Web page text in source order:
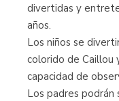
divertidas y
años.
Los niños se
colorido de Caillou
capacidad de
Los padres podrán